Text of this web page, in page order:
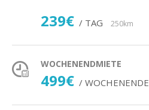
239€ / TAG 250km
WOCHENENDMIETE
499€ / WOCHENENDE